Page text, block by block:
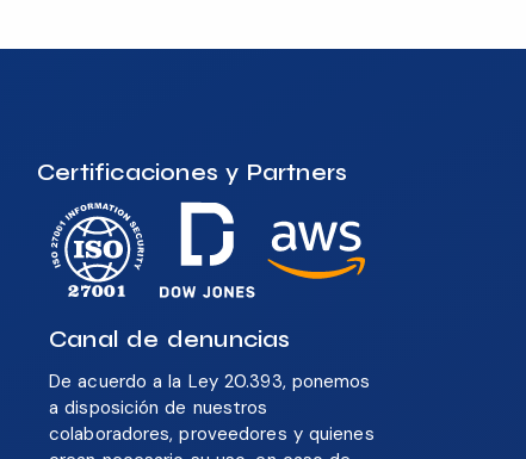
Certificaciones y Partners
Canal de denuncias
De acuerdo a la Ley 20.393, ponemos
a disposición de nuestros
colaboradores, proveedores y quienes